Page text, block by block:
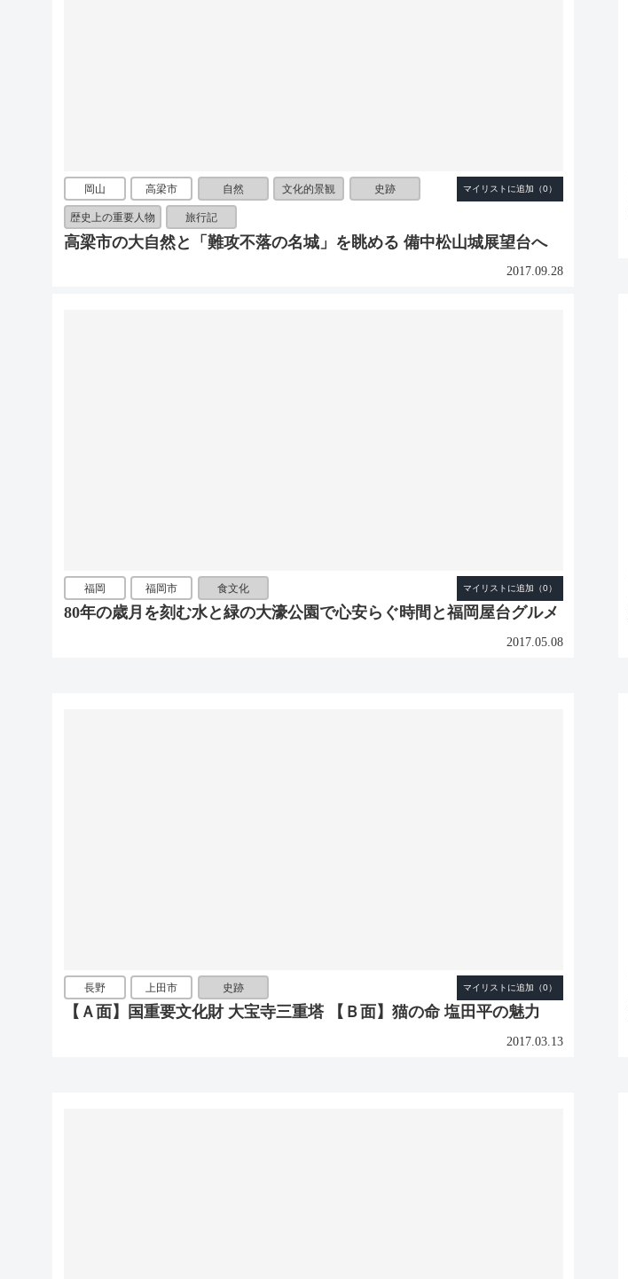
岡山 高梁市 自然 文化的景観 史跡
歴史上の重要人物 旅行記
高梁市の大自然と「難攻不落の名城」を眺める 備中松山城展望台へ
2017.09.28
福岡 福岡市 食文化
80年の歳月を刻む水と緑の大濠公園で心安らぐ時間と福岡屋台グルメ
2017.05.08
長野 上田市 史跡
【Ａ面】国重要文化財 大宝寺三重塔 【Ｂ面】猫の命 塩田平の魅力
2017.03.13